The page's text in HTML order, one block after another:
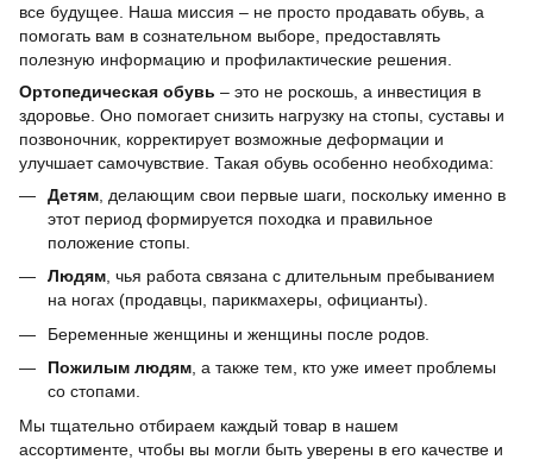
все будущее. Наша миссия – не просто продавать обувь, а
помогать вам в сознательном выборе, предоставлять
полезную информацию и профилактические решения.
Ортопедическая обувь – это не роскошь, а инвестиция в
здоровье. Оно помогает снизить нагрузку на стопы, суставы и
позвоночник, корректирует возможные деформации и
улучшает самочувствие. Такая обувь особенно необходима:
Детям , делающим свои первые шаги, поскольку именно в
этот период формируется походка и правильное
положение стопы.
Людям, чья работа связана с длительным пребыванием
на ногах (продавцы, парикмахеры, официанты).
Беременные женщины и женщины после родов.
Пожилым людям , а также тем, кто уже имеет проблемы
со стопами.
Мы тщательно отбираем каждый товар в нашем
ассортименте, чтобы вы могли быть уверены в его качестве и